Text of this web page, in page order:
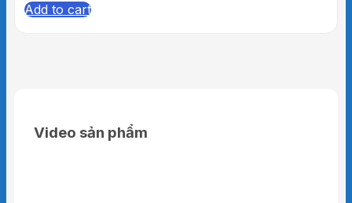
Add to cart
Video sản phẩm